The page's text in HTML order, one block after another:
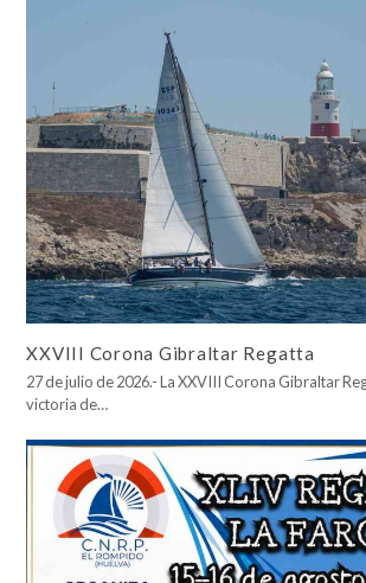
XXVIII Corona Gibraltar Regatta
27 de julio de 2026.- La XXVIII Corona Gibraltar
victoria de…